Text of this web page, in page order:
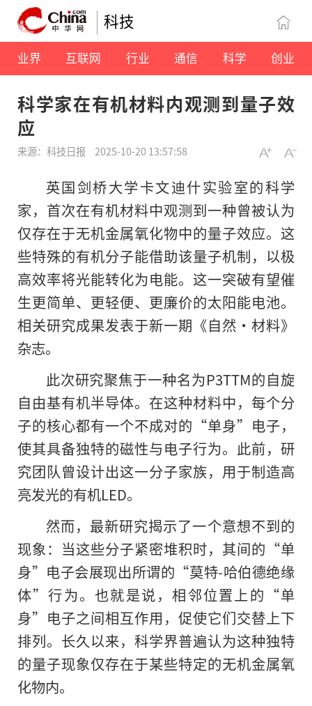
科技
业界 互联网 行业 通信 科学 创业
科学家在有机材料内观测到量子效
应
来源：科技日报 2025-10-20 13:57:58
英国剑桥大学卡文迪什实验室的科学
家，首次在有机材料中观测到一种曾被认为
仅存在于无机金属氧化物中的量子效应。这
些特殊的有机分子能借助该量子机制，以极
高效率将光能转化为电能。这一突破有望催
生更简单、更轻便、更廉价的太阳能电池。
相关研究成果发表于新一期《自然·材料》
杂志。
此次研究聚焦于一种名为P3TTM的自旋
自由基有机半导体。在这种材料中，每个分
子的核心都有一个不成对的“单身”电子，
使其具备独特的磁性与电子行为。此前，研
究团队曾设计出这一分子家族，用于制造高
亮发光的有机LED。
然而，最新研究揭示了一个意想不到的
现象：当这些分子紧密堆积时，其间的“单
身”电子会展现出所谓的“莫特-哈伯德绝缘
体”行为。也就是说，相邻位置上的“单
身”电子之间相互作用，促使它们交替上下
排列。长久以来，科学界普遍认为这种独特
的量子现象仅存在于某些特定的无机金属氧
化物内。